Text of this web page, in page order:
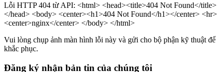
Lỗi HTTP 404 từ API: <html> <head><title>404 Not Found</title>
</head> <body> <center><h1>404 Not Found</h1></center> <hr>
<center>nginx</center> </body> </html>
Vui lòng chụp ảnh màn hình lỗi này và gửi cho bộ phận kỹ thuật để
khắc phục.
Đăng ký nhận bản tin của chúng tôi